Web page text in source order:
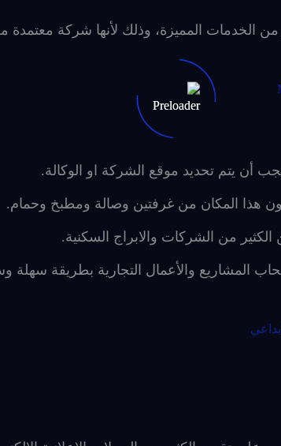
من الخدمات المميزة، وذلك لأنها شركة معتمدة
أن يتم تحديد موقع الشركة او الوكالة.
هذا المكان من غرفتين وصالة ومطبخ وحمام.
من الشركات والابراج السكنية.
المشاريع والأعمال التجارية بطريقة سهلة